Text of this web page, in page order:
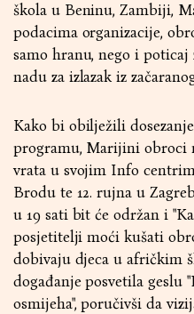
škola u Beninu, Zambiji,
podacima organizacije,
samo hranu, nego i poticaj
nadu za izlazak iz
Kako bi obilježili
programu, Marijini obroci
vrata u svojim Info
Brodu te 12. rujna u
u 19 sati bit će održan i
posjetitelji moći kušati
dobivaju djeca u afričkim
događanje posvetila geslu
osmijeha", poručivši da